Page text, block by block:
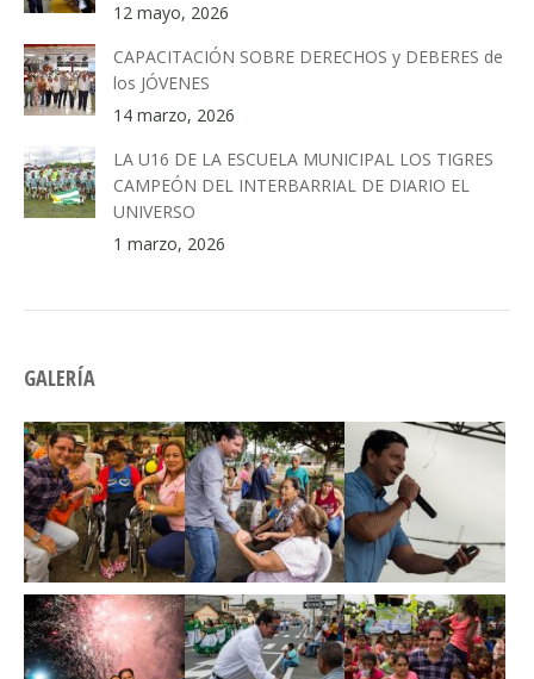
12 mayo, 2026
CAPACITACIÓN SOBRE DERECHOS y DEBERES de
los JÓVENES
14 marzo, 2026
LA U16 DE LA ESCUELA MUNICIPAL LOS TIGRES
CAMPEÓN DEL INTERBARRIAL DE DIARIO EL
UNIVERSO
1 marzo, 2026
GALERÍA